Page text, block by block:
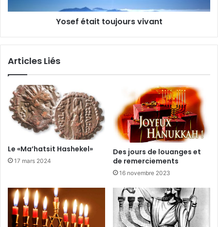
Yosef était toujours vivant
Articles Liés
Le «Ma’hatsit Hashekel»
17 mars 2024
Des jours de louanges et
de remerciements
16 novembre 2023